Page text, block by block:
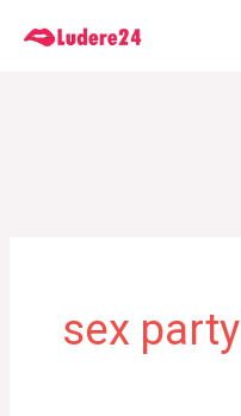
sex party